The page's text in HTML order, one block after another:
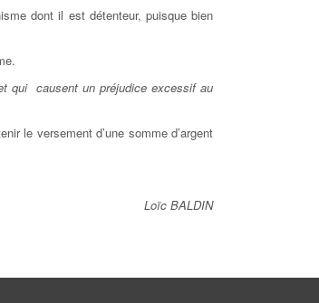
dont il est détenteur, puisque bien
qui causent un préjudice excessif au
le versement d’une somme d’argent
Loïc BALDIN